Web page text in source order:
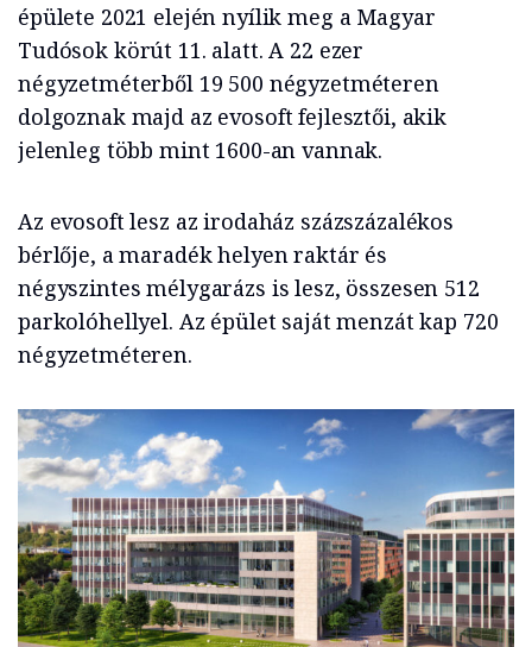
épülete 2021 elején nyílik meg a Magyar
Tudósok körút 11. alatt. A 22 ezer
négyzetméterből 19 500 négyzetméteren
dolgoznak majd az evosoft fejlesztői, akik
jelenleg több mint 1600-an vannak.
Az evosoft lesz az irodaház százszázalékos
bérlője, a maradék helyen raktár és
négyszintes mélygarázs is lesz, összesen 512
parkolóhellyel. Az épület saját menzát kap 720
négyzetméteren.